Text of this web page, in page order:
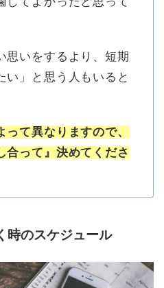
思いをするより、短期
い」と思う人もいると
て異なりますので、
合って』決めてくださ
時のスケジュール